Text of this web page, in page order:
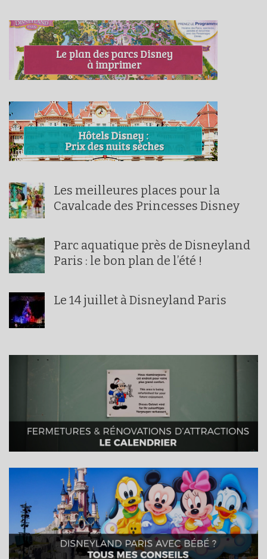
Les meilleures places pour la
Cavalcade des Princesses Disney
Parc aquatique près de Disneyland
Paris : le bon plan de l’été !
Le 14 juillet à Disneyland Paris